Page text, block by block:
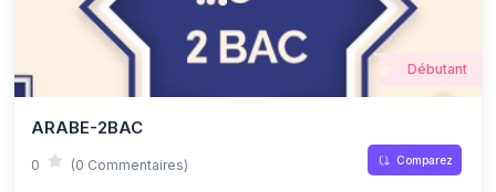
Débutant
ARABE-2BAC
0 (0 Commentaires) Comparez